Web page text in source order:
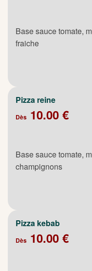
Base sauce tomate,
fraiche
Pizza reine
Dès 10.00 €
Base sauce tomate,
champignons
Pizza kebab
Dès 10.00 €